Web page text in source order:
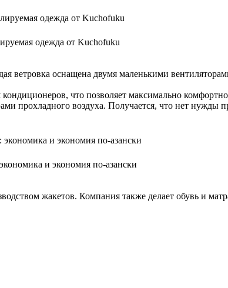
одежда от Kuchofuku
ветровка оснащена двумя маленькими
что позволяет максимально
прохладного воздуха. Получается, что нет
и экономия по-азански
жакетов. Компания также делает обувь и